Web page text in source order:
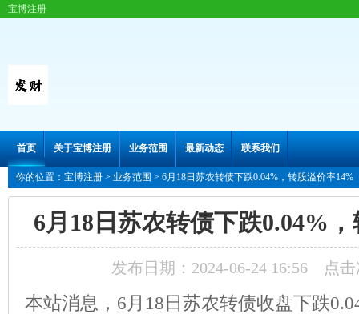
宝博注册
首页 关于宝博注册 业务范围 最新动态 联系我们
你的位置： 宝博注册 > 业务范围 > 6月18日苏农转债下跌0.04%，转股溢价率14%
6月18日苏农转债下跌0.04%
发布日期：2024-06-24 16:56 点击
本站消息，6月18日苏农转债收盘下跌